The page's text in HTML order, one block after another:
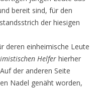
bereit sind, für den
der hiesigen
deren einheimische Leute
Helfer hierher
der anderen Seite
Nadel genäht worden,